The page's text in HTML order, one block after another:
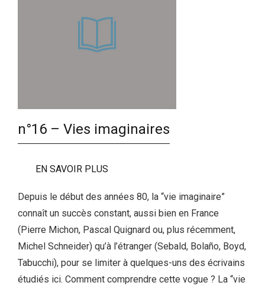
n°16 – Vies imaginaires
EN SAVOIR PLUS
Depuis le début des années 80, la “vie imaginaire”
connaît un succès constant, aussi bien en France
(Pierre Michon, Pascal Quignard ou, plus récemment,
Michel Schneider) qu’à l’étranger (Sebald, Bolaño, Boyd,
Tabucchi), pour se limiter à quelques-uns des écrivains
étudiés ici. Comment comprendre cette vogue ? La “vie